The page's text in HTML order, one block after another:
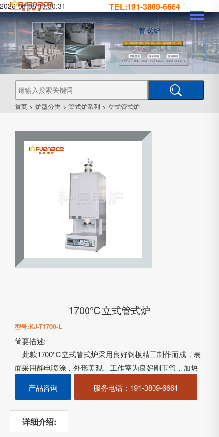
2026-08-06 13:30:31 TEL:191-3809-6664
首页 > 炉型分类 > 管式炉系列 > 立式管式炉
1700℃立式管式炉
型号:KJ-T1700-L
简要描述:
此款1700℃立式管式炉采用良好钢板精工制作而成，表
面采用静电喷涂，外形美观。工作室为良好刚玉管，加热
多晶纤维材料……
产品咨询 服务电话：191-3809-6664
详细介绍:
真
空管
真
空
钎
焊
炉
真
空
烧
结
炉
真
空
处
理
工
真